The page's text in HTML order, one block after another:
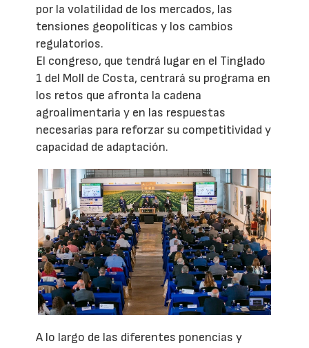
por la volatilidad de los mercados, las
tensiones geopolíticas y los cambios
regulatorios.
El congreso, que tendrá lugar en el Tinglado
1 del Moll de Costa, centrará su programa en
los retos que afronta la cadena
agroalimentaria y en las respuestas
necesarias para reforzar su competitividad y
capacidad de adaptación.
A lo largo de las diferentes ponencias y